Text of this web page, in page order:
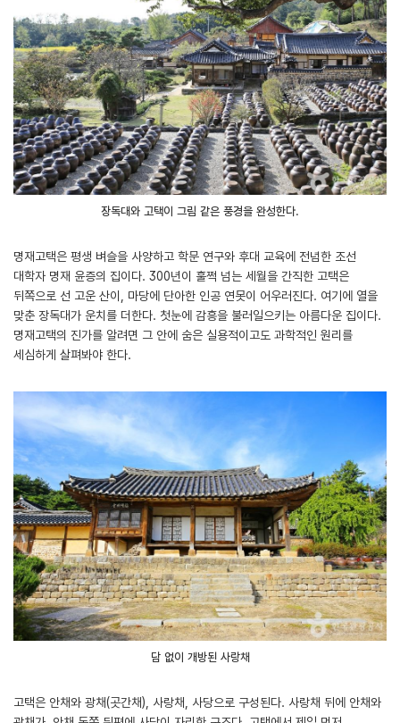
장독대와 고택이 그림 같은 풍경을 완성한다.
명재고택은 평생 벼슬을 사양하고 학문 연구와 후대 교육에 전념한 조선
대학자 명재 윤증의 집이다. 300년이 훌쩍 넘는 세월을 간직한 고택은
뒤쪽으로 선 고운 산이, 마당에 단아한 인공 연못이 어우러진다. 여기에 열을
맞춘 장독대가 운치를 더한다. 첫눈에 감흥을 불러일으키는 아름다운 집이다.
명재고택의 진가를 알려면 그 안에 숨은 실용적이고도 과학적인 원리를
세심하게 살펴봐야 한다.
담 없이 개방된 사랑채
고택은 안채와 광채(곳간채), 사랑채, 사당으로 구성된다. 사랑채 뒤에 안채와